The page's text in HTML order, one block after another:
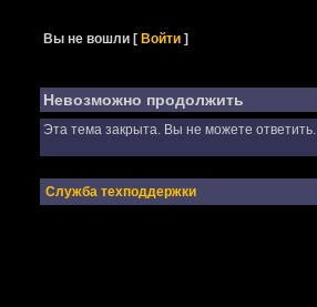
Вы не вошли [Войти ]
Невозможно продолжить
Эта тема закрыта. Вы не можете ответить.
Служба техподдержки